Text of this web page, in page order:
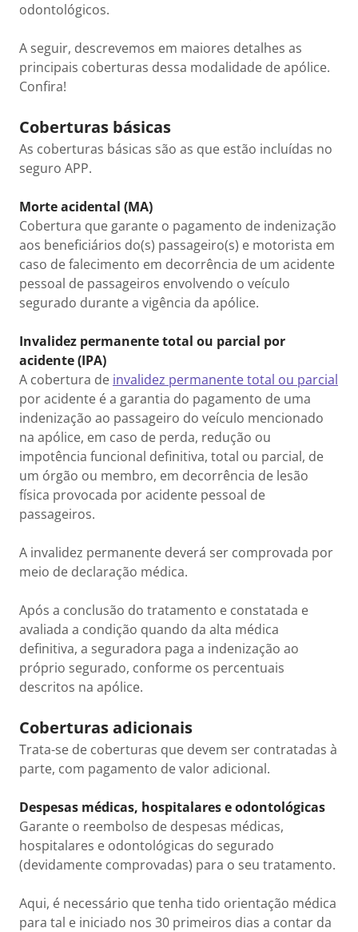
odontológicos.
A seguir, descrevemos em maiores detalhes as
principais coberturas dessa modalidade de apólice.
Confira!
Coberturas básicas
As coberturas básicas são as que estão incluídas no
seguro APP.
Morte acidental (MA)
Cobertura que garante o pagamento de indenização
aos beneficiários do(s) passageiro(s) e motorista em
caso de falecimento em decorrência de um acidente
pessoal de passageiros envolvendo o veículo
segurado durante a vigência da apólice.
Invalidez permanente total ou parcial por
acidente (IPA)
A cobertura de invalidez permanente total ou parcial
por acidente é a garantia do pagamento de uma
indenização ao passageiro do veículo mencionado
na apólice, em caso de perda, redução ou
impotência funcional definitiva, total ou parcial, de
um órgão ou membro, em decorrência de lesão
física provocada por acidente pessoal de
passageiros.
A invalidez permanente deverá ser comprovada por
meio de declaração médica.
Após a conclusão do tratamento e constatada e
avaliada a condição quando da alta médica
definitiva, a seguradora paga a indenização ao
próprio segurado, conforme os percentuais
descritos na apólice.
Coberturas adicionais
Trata-se de coberturas que devem ser contratadas à
parte, com pagamento de valor adicional.
Despesas médicas, hospitalares e odontológicas
Garante o reembolso de despesas médicas,
hospitalares e odontológicas do segurado
(devidamente comprovadas) para o seu tratamento.
Aqui, é necessário que tenha tido orientação médica
para tal e iniciado nos 30 primeiros dias a contar da